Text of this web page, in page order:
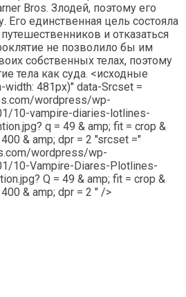
Bros. Злодей, поэтому его
Его единственная цель состояла
и отказаться
не позволило бы им
собственных телах, поэтому
тела как суда. <исходные
481px)" data-Srcset =
wordpress/wp-
10-vampire-diaries-lotlines-
q = 49 & amp; fit = crop &
& amp; dpr = 2 "srcset ="
wordpress/wp-
10-Vampire-Diares-Plotlines-
Q = 49 & amp; fit = crop &
& amp; dpr = 2 " />